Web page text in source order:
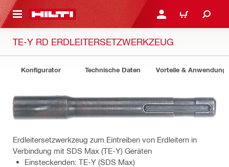
ANMELDEN ODER
WARENKORB
TE-Y RD ERDLEITERSETZWERKZEUG
Konfigurator Technische Daten Vorteile &
Erdleitersetzwerkzeug zum Eintreiben von Erdleitern in
Verbindung mit SDS Max (TE-Y) Geräten
Einsteckenden: TE-Y (SDS Max)